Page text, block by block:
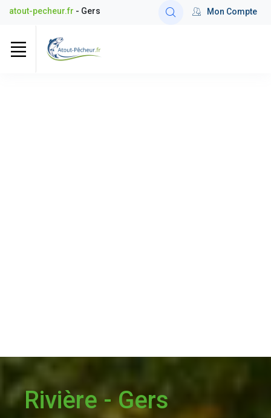
atout-pecheur.fr - Gers Mon Compte
Rivière - Gers